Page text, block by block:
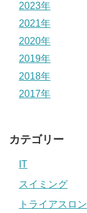
2023年
2021年
2020年
2019年
2018年
2017年
カテゴリー
IT
スイミング
トライアスロン